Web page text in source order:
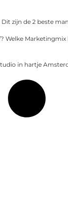
zijn de 2 beste
Welke Marketingmix
in hartje